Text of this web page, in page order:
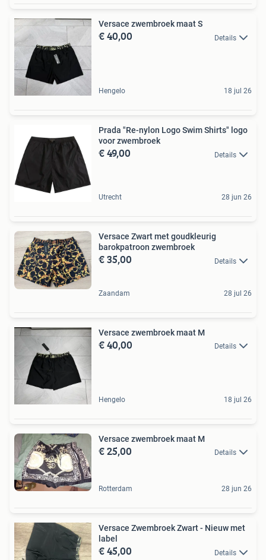
Versace zwembroek maat S
€ 40,00 Details
Hengelo 18 jul 26
Prada "Re-nylon Logo Swim Shirts" logo
voor zwembroek
€ 49,00 Details
Utrecht 28 jun 26
Versace Zwart met goudkleurig
barokpatroon zwembroek
€ 35,00 Details
Zaandam 28 jul 26
Versace zwembroek maat M
€ 40,00 Details
Hengelo 18 jul 26
Versace zwembroek maat M
€ 25,00 Details
Rotterdam 28 jun 26
Versace Zwembroek Zwart - Nieuw met
label
€ 45,00 Details